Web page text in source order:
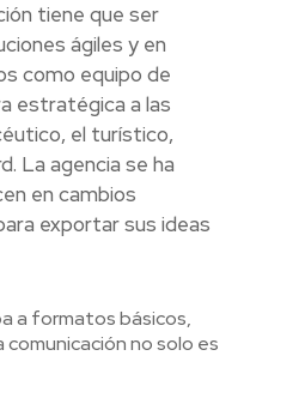
tiene que ser
ágiles y en
como equipo de
estratégica a las
el turístico,
La agencia se ha
en cambios
exportar sus ideas
a formatos básicos,
no solo es